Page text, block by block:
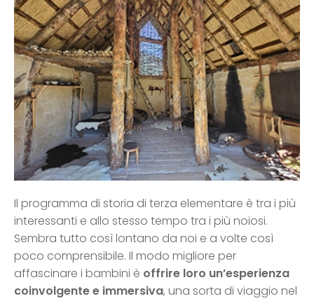
Il programma di storia di terza elementare è tra i più
interessanti e allo stesso tempo tra i più noiosi.
Sembra tutto così lontano da noi e a volte così
poco comprensibile. Il modo migliore per
affascinare i bambini è offrire loro un’esperienza
coinvolgente e immersiva, una sorta di viaggio nel